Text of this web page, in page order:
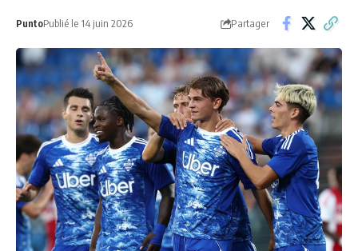
PuntoPublié le 14 juin 2026 Partager